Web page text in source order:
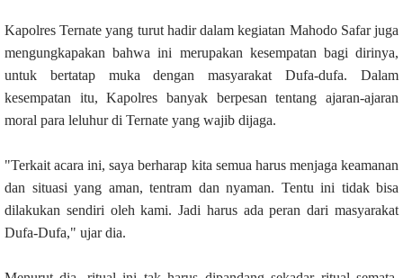
Kapolres Ternate yang turut hadir dalam kegiatan Mahodo Safar juga
mengungkapakan bahwa ini merupakan kesempatan bagi dirinya,
untuk bertatap muka dengan masyarakat Dufa-dufa. Dalam
kesempatan itu, Kapolres banyak berpesan tentang ajaran-ajaran
moral para leluhur di Ternate yang wajib dijaga.
"Terkait acara ini, saya berharap kita semua harus menjaga keamanan
dan situasi yang aman, tentram dan nyaman. Tentu ini tidak bisa
dilakukan sendiri oleh kami. Jadi harus ada peran dari masyarakat
Dufa-Dufa," ujar dia.